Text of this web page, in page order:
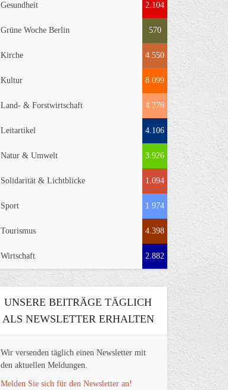
Gesundheit 2.104
Grüne Woche Berlin 570
Kirche 4.550
Kultur 8.099
Land- & Forstwirtschaft 4.276
Leitartikel 4.106
Natur & Umwelt 3.926
Solidarität & Lichtblicke 1.094
Sport 1.974
Tourismus 4.398
Wirtschaft 2.882
UNSERE BEITRÄGE TÄGLICH
ALS NEWSLETTER ERHALTEN
Wir versenden täglich einen Newsletter mit
den aktuellen Meldungen.
Melden Sie sich für den Newsletter an!